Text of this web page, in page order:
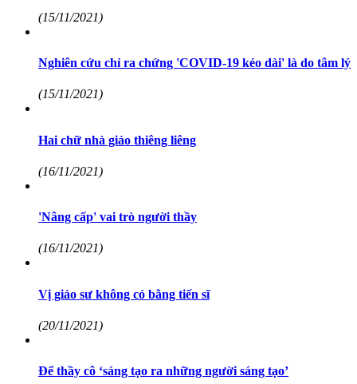
(15/11/2021)
Nghiên cứu chỉ ra chứng 'COVID-19 kéo dài' là do tâm lý
(15/11/2021)
Hai chữ nhà giáo thiêng liêng
(16/11/2021)
'Nâng cấp' vai trò người thầy
(16/11/2021)
Vị giáo sư không có bằng tiến sĩ
(20/11/2021)
Để thầy cô ‘sáng tạo ra những người sáng tạo’